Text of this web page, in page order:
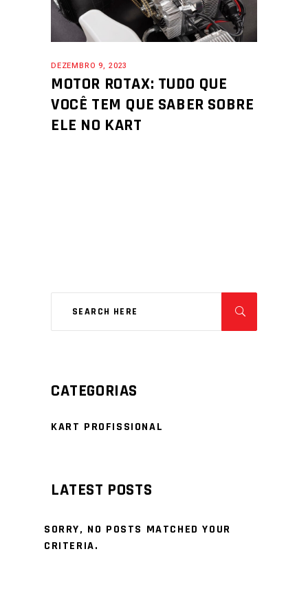
DEZEMBRO 9, 2023
MOTOR ROTAX: TUDO QUE
VOCÊ TEM QUE SABER SOBRE
ELE NO KART
CATEGORIAS
KART PROFISSIONAL
LATEST POSTS
SORRY, NO POSTS MATCHED YOUR
CRITERIA.